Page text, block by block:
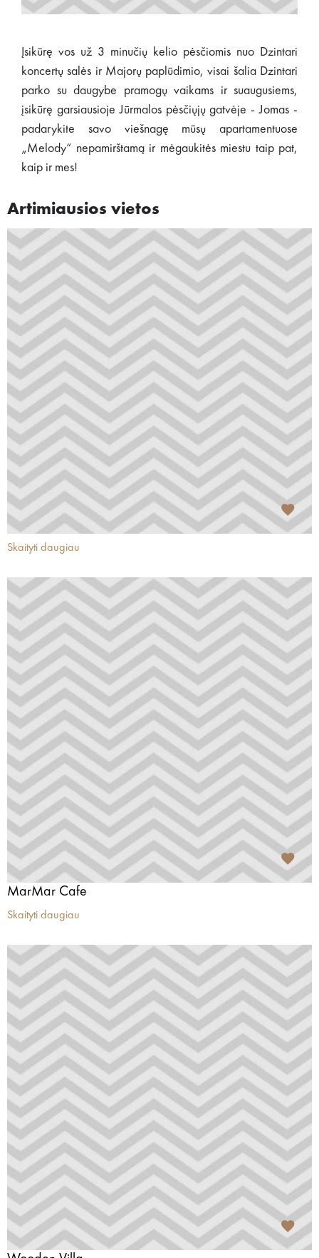
Įsikūrę vos už 3 minučių kelio pėsčiomis nuo Dzintari
koncertų salės ir Majorų paplūdimio, visai šalia Dzintari
parko su daugybe pramogų vaikams ir suaugusiems,
įsikūrę garsiausioje Jūrmalos pėsčiųjų gatvėje - Jomas -
padarykite savo viešnagę mūsų apartamentuose
„Melody“ nepamirštamą ir mėgaukitės miestu taip pat,
kaip ir mes!
Artimiausios vietos
Skaityti daugiau
MarMar Cafe
Skaityti daugiau